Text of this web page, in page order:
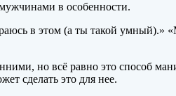
в особенности.
в этом (а ты такой
но всё равно это способ
сделать это для нее.